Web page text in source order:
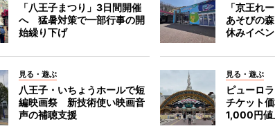
「八王子まつり」3日間開催
へ 猛暑対策で一部行事の開
始繰り下げ
「京王れ
あそびの
休みイベ
見る・遊ぶ
八王子・いちょうホールで短
編映画祭 新技術使い映画音
声の補聴支援
見る・遊ぶ
ピューロ
チケット
1,000円値